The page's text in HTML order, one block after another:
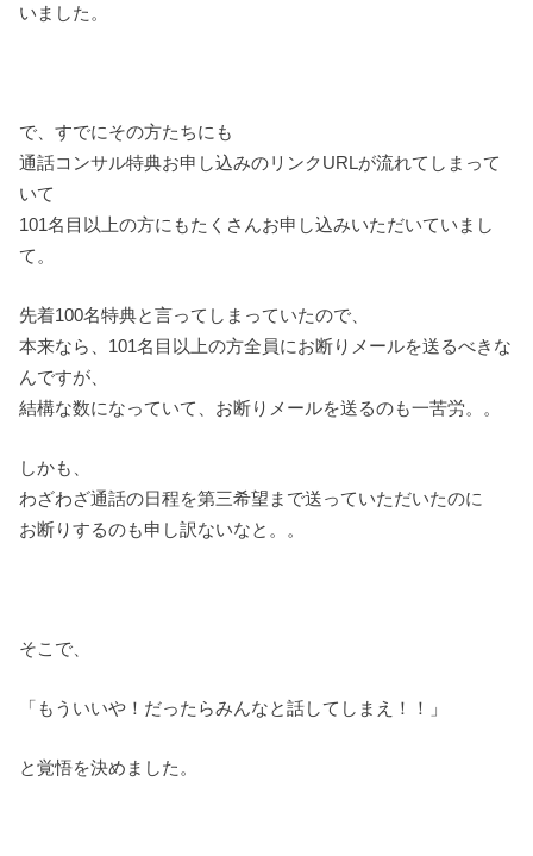
いました。
で、すでにその方たちにも
通話コンサル特典お申し込みのリンクURLが流れてしまって
いて
101名目以上の方にもたくさんお申し込みいただいていまし
て。
先着100名特典と言ってしまっていたので、
本来なら、101名目以上の方全員にお断りメールを送るべきな
んですが、
結構な数になっていて、お断りメールを送るのも一苦労。。
しかも、
わざわざ通話の日程を第三希望まで送っていただいたのに
お断りするのも申し訳ないなと。。
そこで、
「もういいや！だったらみんなと話してしまえ！！」
と覚悟を決めました。